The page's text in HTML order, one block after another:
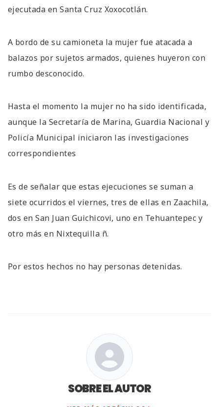
ejecutada en Santa Cruz Xoxocotlán.
A bordo de su camioneta la mujer fue atacada a
balazos por sujetos armados, quienes huyeron con
rumbo desconocido.
Hasta el momento la mujer no ha sido identificada,
aunque la Secretaría de Marina, Guardia Nacional y
Policía Municipal iniciaron las investigaciones
correspondientes
Es de señalar que estas ejecuciones se suman a
siete ocurridos el viernes, tres de ellas en Zaachila,
dos en San Juan Guichicovi, uno en Tehuantepec y
otro más en Nixtequilla ñ.
Por estos hechos no hay personas detenidas.
SOBRE EL AUTOR